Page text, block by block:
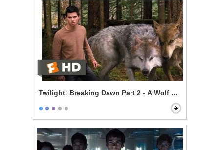
Twilight: Breaking Dawn Part 2 - A Wolf Thing